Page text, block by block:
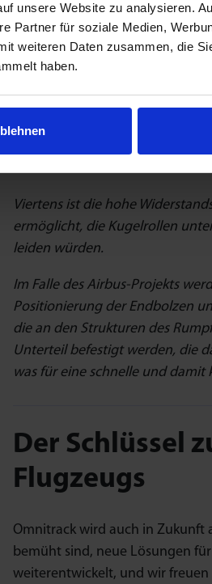
unsere Website zu analysieren.
Partner für soziale Medien,
weiteren Daten zusammen, die
haben.
„Erstens, die höchstmögliche
und bewegen.“
Zweitens können unsere
Ausrichtungswinkel eingesetzt
Der dritte Punkt ist die
höchster Präzision und
Viertens ist die hohe
ermöglicht, die Kugelrollen
leiden würden.
Im Falle des Airbus-Projekts
Positionierung der Endbolzen
die an den Strukturen des
Unterteil befestigt werden, die
was für eine schnelle und damit
Der Schlüssel
Flugzeugs
Omnitrack wird auch in Zukunft
bemüht sind, neue Lösungen
weiterentwickelt, und wir freuen